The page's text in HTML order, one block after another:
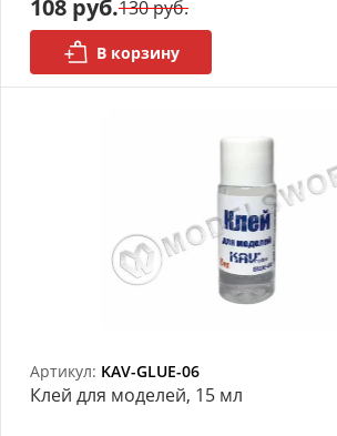
Деревянные 3D модели
Донышки для вязания
Деревянные шкатулки
Нестандартные заготовки
Новогодние изделия
Модели из ФП смолы
108 руб.130 руб.
В корзину
Артикул: KAV-GLUE-06
Клей для моделей, 15 мл